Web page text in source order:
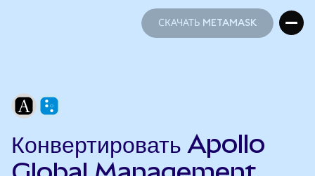
СКАЧАТЬ METAMASK
Конвертировать Apollo